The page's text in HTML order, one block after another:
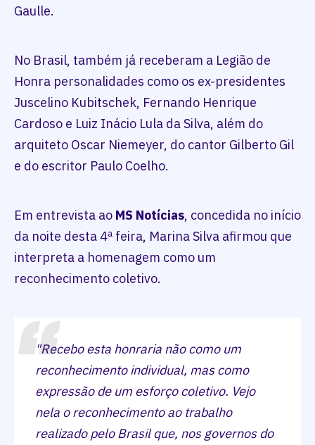
Gaulle.
No Brasil, também já receberam a Legião de
Honra personalidades como os ex-presidentes
Juscelino Kubitschek, Fernando Henrique
Cardoso e Luiz Inácio Lula da Silva, além do
arquiteto Oscar Niemeyer, do cantor Gilberto Gil
e do escritor Paulo Coelho.
Em entrevista ao MS Notícias, concedida no início
da noite desta 4ª feira, Marina Silva afirmou que
interpreta a homenagem como um
reconhecimento coletivo.
"Recebo esta honraria não como um
reconhecimento individual, mas como
expressão de um esforço coletivo. Vejo
nela o reconhecimento ao trabalho
realizado pelo Brasil que, nos governos do